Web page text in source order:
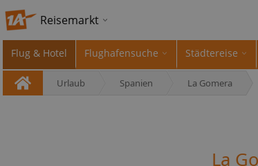
Reisemarkt
Flug & Hotel Flughafensuche Städtereise
Urlaub Spanien La Gomera
La